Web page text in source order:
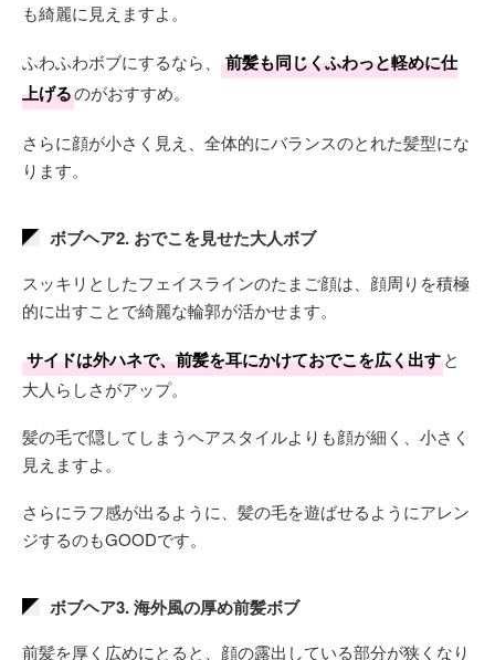
も綺麗に見えますよ。
ふわふわボブにするなら、
前髪も同じくふわっと軽めに仕
上げるのがおすすめ。
さらに顔が小さく見え、全体的にバランスのとれた髪型にな
ります。
ボブヘア2. おでこを見せた大人ボブ
スッキリとしたフェイスラインのたまご顔は、顔周りを積極
的に出すことで綺麗な輪郭が活かせます。
サイドは外ハネで、前髪を耳にかけておでこを広く出すと
大人らしさがアップ。
髪の毛で隠してしまうヘアスタイルよりも顔が細く、小さく
見えますよ。
さらにラフ感が出るように、髪の毛を遊ばせるようにアレン
ジするのもGOODです。
ボブヘア3. 海外風の厚め前髪ボブ
前髪を厚く広めにとると、顔の露出している部分が狭くなり